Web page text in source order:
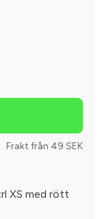
Frakt från 49 SEK
XS med rött